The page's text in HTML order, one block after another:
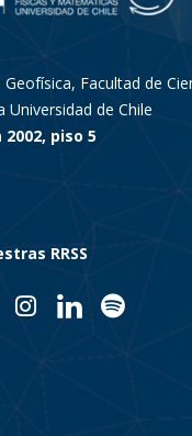
Facultad de
Universidad de Chile
piso 5
RRSS